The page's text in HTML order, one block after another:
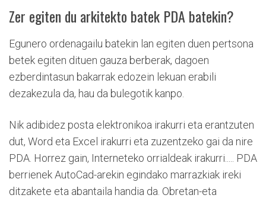
Zer egiten du arkitekto batek PDA batekin?
Egunero ordenagailu batekin lan egiten duen pertsona
betek egiten dituen gauza berberak, dagoen
ezberdintasun bakarrak edozein lekuan erabili
dezakezula da, hau da bulegotik kanpo.
Nik adibidez posta elektronikoa irakurri eta erantzuten
dut, Word eta Excel irakurri eta zuzentzeko gai da nire
PDA. Horrez gain, Interneteko orrialdeak irakurri..... PDA
berrienek AutoCad-arekin egindako marrazkiak ireki
ditzakete eta abantaila handia da. Obretan-eta